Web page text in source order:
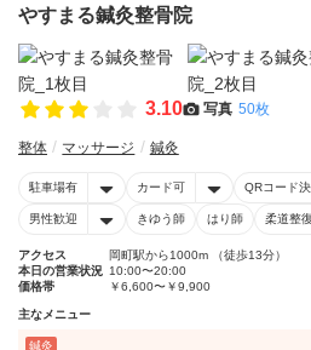
やすまる鍼灸整骨院
3.10 写真 50枚
整体 マッサージ 鍼灸
駐車場有 カード可 QRコード
男性歓迎 きゆう師 はり師 柔道整
アクセス
岡町駅から1000m （徒歩13分）
本日の営業状況 10:00〜20:00
価格帯
￥6,600〜￥9,900
主なメニュー
鍼灸